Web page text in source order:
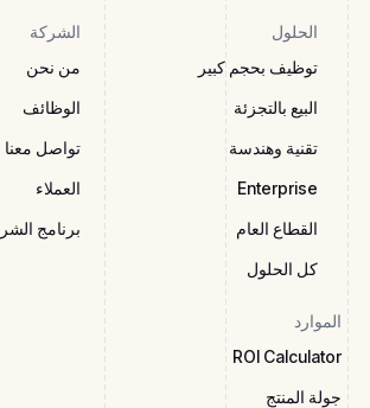
الحلول
توظيف بحجم كبير
البيع بالتجزئة
تقنية وهندسة
Enterprise
القطاع العام
كل الحلول
الشركة
من نحن
الوظائف
تواصل معنا
العملاء
برنامج
الموارد
ROI Calculator
جولة المنتج